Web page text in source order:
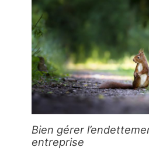
Bien gérer
entreprise